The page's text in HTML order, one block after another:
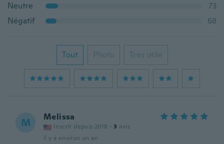
Neutre
73
Négatif
68
Tout Photo Très utile
M Melissa
Inscrit depuis 2018 · 3 avis
il y a environ un an